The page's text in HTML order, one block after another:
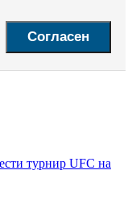
Согласен
турнир UFC на